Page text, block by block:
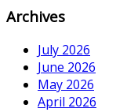
Archives
July 2026
June 2026
May 2026
April 2026